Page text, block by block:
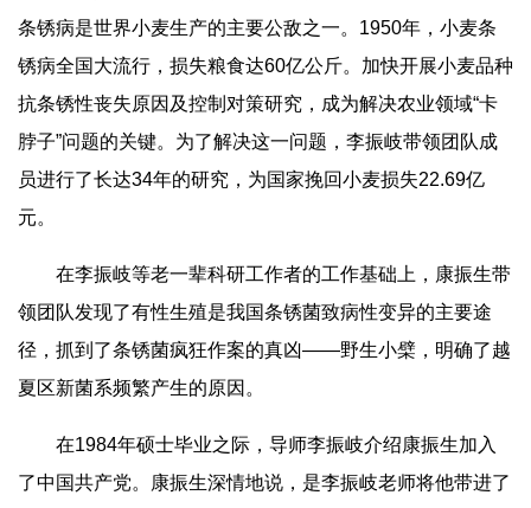
条锈病是世界小麦生产的主要公敌之一。1950年，小麦条
锈病全国大流行，损失粮食达60亿公斤。加快开展小麦品种
抗条锈性丧失原因及控制对策研究，成为解决农业领域“卡
脖子”问题的关键。为了解决这一问题，李振岐带领团队成
员进行了长达34年的研究，为国家挽回小麦损失22.69亿
元。
在李振岐等老一辈科研工作者的工作基础上，康振生带
领团队发现了有性生殖是我国条锈菌致病性变异的主要途
径，抓到了条锈菌疯狂作案的真凶——野生小檗，明确了越
夏区新菌系频繁产生的原因。
在1984年硕士毕业之际，导师李振岐介绍康振生加入
了中国共产党。康振生深情地说，是李振岐老师将他带进了